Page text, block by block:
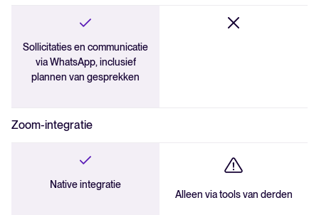
Sollicitaties en communicatie
via WhatsApp, inclusief
plannen van gesprekken
Zoom-integratie
Native integratie
Alleen via tools van derden